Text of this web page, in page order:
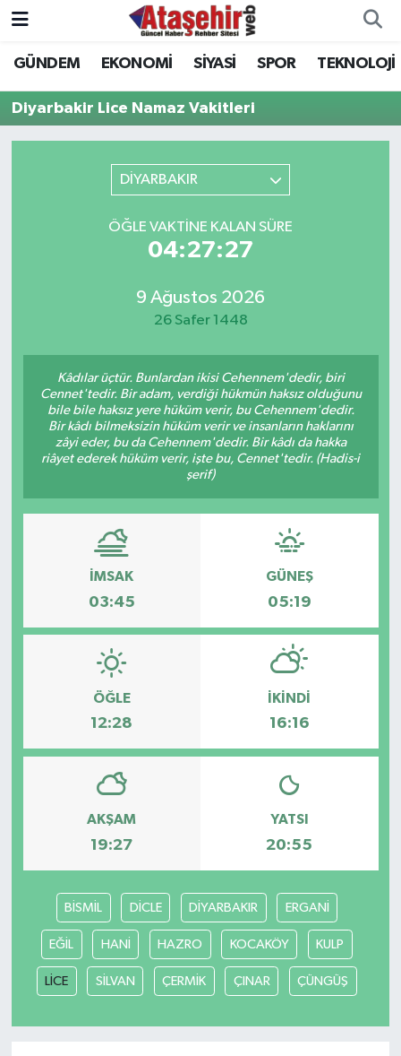
GÜNDEM EKONOMİ SİYASİ SPOR TEKNOLOJİ
Diyarbakir Lice Namaz Vakitleri
DİYARBAKIR
ÖĞLE VAKTINE KALAN SÜRE
04:27:27
9 Ağustos 2026
26 Safer 1448
Kâdılar üçtür. Bunlardan ikisi Cehennem'dedir, biri
Cennet'tedir. Bir adam, verdiği hükmün haksız olduğunu
bile bile haksız yere hüküm verir, bu Cehennem'dedir.
Bir kâdı bilmeksizin hüküm verir ve insanların haklarını
zâyi eder, bu da Cehennem'dedir. Bir kâdı da hakka
riâyet ederek hüküm verir, işte bu, Cennet'tedir. (Hadis-i
şerif)
İMSAK
03:45
GÜNEŞ
05:19
ÖĞLE
12:28
İKINDI
16:16
AKŞAM
19:27
YATSI
20:55
BİSMİL DİCLE DİYARBAKIR ERGANİ
EĞİL HANİ HAZRO KOCAKÖY KULP
LİCE SİLVAN ÇERMİK ÇINAR ÇÜNGÜŞ
Hava Durumu
Trafik Durumu
Son Dakika Haberleri